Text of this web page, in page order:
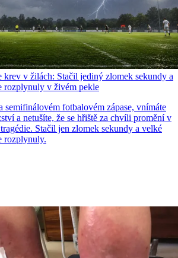
krev v žilách: Stačil jediný zlomek sekundy a
rozplynuly v živém pekle
semifinálovém fotbalovém zápase, vnímáte
a netušíte, že se hřiště za chvíli promění v
Stačil jen zlomek sekundy a velké
rozplynuly.